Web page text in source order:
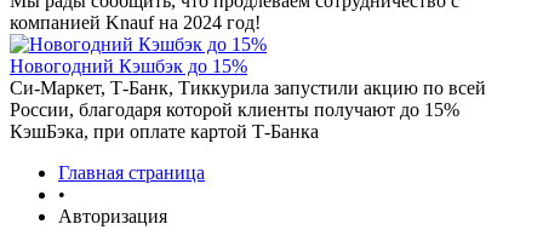
компанией Knauf на 2024 год!
Новогодний Кэшбэк до 15%
Си-Маркет, Т-Банк, Тиккурила запустили акцию по всей
России, благодаря которой клиенты получают до 15%
КэшБэка, при оплате картой Т-Банка
Главная страница
•
Авторизация